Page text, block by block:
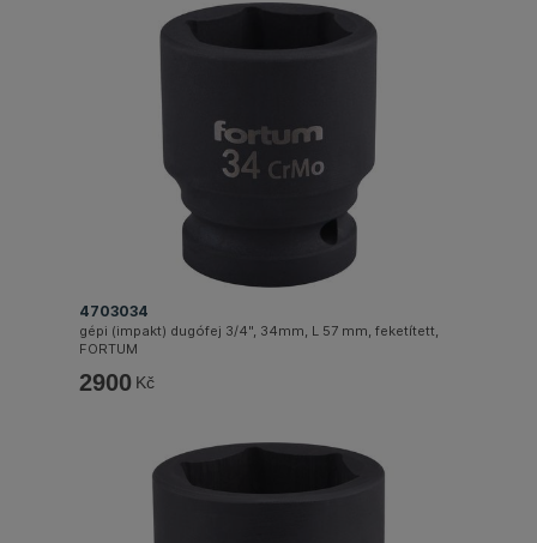
4703034
gépi (impakt) dugófej 3/4", 34mm, L 57 mm, feketített,
FORTUM
2900 Kč